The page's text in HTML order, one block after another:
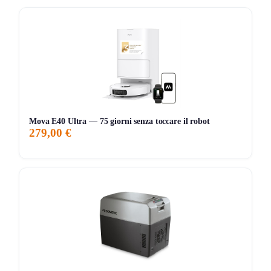
possibile programmare, monitorare e personalizzare le
pulizie direttamente dal proprio smartphone, anche quando
Cosa ne pensa chi l’ha provato
Chi ha testato il Roborock Q7BF Black ha apprezzato
soprattutto la combinazione tra aspirazione potente e
esigenze, evitando di bagnare troppo superfici delicate. La
navigazione NIDAR è stata ritenuta efficace nel mappare
gli ambienti e nel muoversi in modo fluido, riducendo al
minimo gli errori di percorso. La spazzola antigroviglio ha
convinto per la facilità di manutenzione, con meno problemi
Mova E40 Ultra — 75 giorni senza toccare il robot
279,00 €